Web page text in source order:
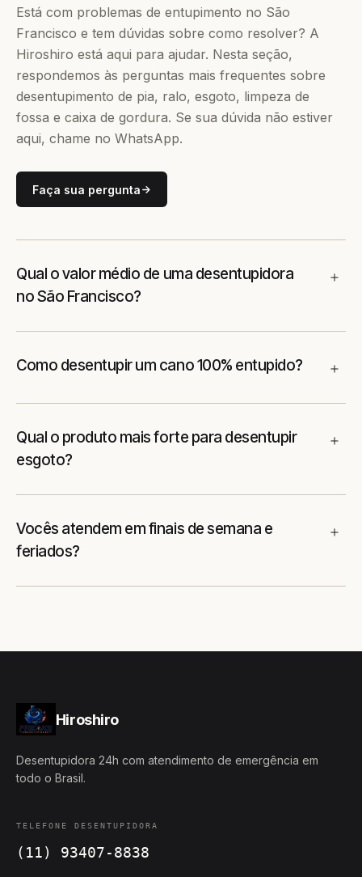
Está com problemas de entupimento no São
Francisco e tem dúvidas sobre como resolver? A
Hiroshiro está aqui para ajudar. Nesta seção,
respondemos às perguntas mais frequentes sobre
desentupimento de pia, ralo, esgoto, limpeza de
fossa e caixa de gordura. Se sua dúvida não estiver
aqui, chame no WhatsApp.
Faça sua pergunta
Qual o valor médio de uma desentupidora
no São Francisco?
Como desentupir um cano 100% entupido?
Qual o produto mais forte para desentupir
esgoto?
Vocês atendem em finais de semana e
feriados?
Hiroshiro
Desentupidora 24h com atendimento de emergência em
todo o Brasil.
TELEFONE DESENTUPIDORA
(11) 93407-8838